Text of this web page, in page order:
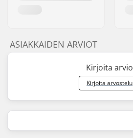
ASIAKKAIDEN ARVIOT
Kirjoita arvio
Kirjoita arvostelu